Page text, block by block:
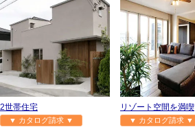
2世帯住宅
▼ カタログ請求 ▼
リゾート空間を満喫
▼ カタログ請求 ▼